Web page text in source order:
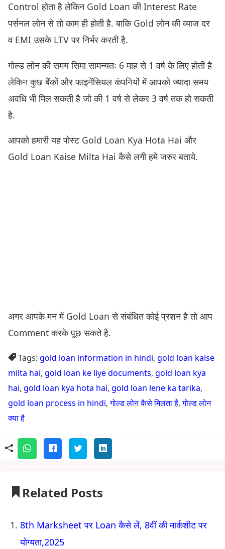
Control होता है लेकिन Gold Loan की Interest Rate
पर्सनल लोन से तो काम ही होती है. बाकि Gold लोन की व्याज दर
व EMI उसके LTV पर निर्भर करती है.
गोल्ड लोन की समय सिमा सामन्यतः 6 माह से 1 वर्ष के लिए होती है
लेकिन कुछ बैंकों और फाइनेंसियल कंपनियों में आपको ज्यादा समय
अवधि भी मिल सकती है जो की 1 वर्ष से लेकर 3 वर्ष तक हो सकती
है.
आपको हमारी यह पोस्ट Gold Loan Kya Hota Hai और
Gold Loan Kaise Milta Hai कैसे लगी हमे जरुर बताये.
अगर आपके मन में Gold Loan से संबंधित कोई प्रशन है तो आप
Comment करके पूछ सकते है.
Tags: gold loan information in hindi, gold loan kaise
milta hai, gold loan ke liye documents, gold loan kya
hai, gold loan kya hota hai, gold loan lene ka tarika,
gold loan process in hindi,गोल्ड लोन कैसे मिलता है,गोल्ड लोन
क्या है
Related Posts
8th Marksheet पर Loan कैसे लें, 8वीं की मार्कशीट पर
योग्यता,2025